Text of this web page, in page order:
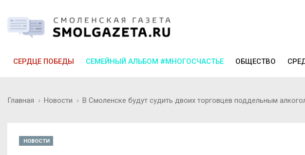
СЕРДЦЕ ПОБЕДЫ СЕМЕЙНЫЙ АЛЬБОМ #МНОГОСЧАСТЬЕ ОБЩЕСТВО
Главная Новости В Смоленске будут судить двоих торговцев поддельным
НОВОСТИ